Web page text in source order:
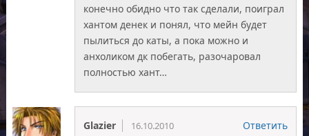
конечно обидно что так сделали, поиграл
хантом денек и понял, что мейн будет
пылиться до каты, а пока можно и
анхоликом дк побегать, разочаровал
полностью хант…
Glazier 16.10.2010 Ответить